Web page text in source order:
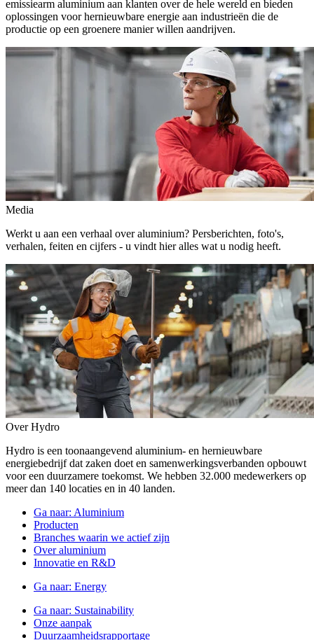
emissiearm aluminium aan klanten over de hele wereld en bieden
oplossingen voor hernieuwbare energie aan industrieën die de
productie op een groenere manier willen aandrijven.
Media
Werkt u aan een verhaal over aluminium? Persberichten, foto's,
verhalen, feiten en cijfers - u vindt hier alles wat u nodig heeft.
Over Hydro
Hydro is een toonaangevend aluminium- en hernieuwbare
energiebedrijf dat zaken doet en samenwerkingsverbanden opbouwt
voor een duurzamere toekomst. We hebben 32.000 medewerkers op
meer dan 140 locaties en in 40 landen.
Ga naar: Aluminium
Producten
Branches waarin we actief zijn
Over aluminium
Innovatie en R&D
Ga naar: Energy
Ga naar: Sustainability
Onze aanpak
Duurzaamheidsrapportage